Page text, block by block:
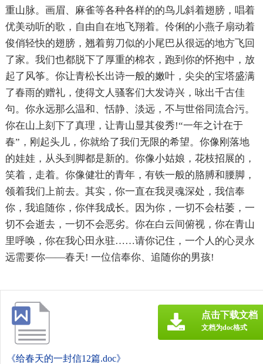
重山脉。画眉、麻雀等各种各样的的鸟儿斜着翅膀，唱着
优美动听的歌，自由自在地飞翔着。伶俐的小燕子扇动着
俊俏轻快的翅膀，翘着剪刀似的小尾巴从很远的地方飞回
了家。我们也都脱下了厚重的棉衣，跑到你的怀抱中，放
起了风筝。你让青松长出诗一般的嫩叶，尖尖的宝塔盛满
了春雨的赠礼，使得文人骚客们大发诗兴，咏出千古佳
句。你永远那么温和、恬静、淡远，不与世俗同流合污。
你在山上刻下了真理，让青山显其俊秀!“一年之计在于
春”，刚起头儿，你就给了我们无限的希望。你像刚落地
的娃娃，从头到脚都是新的。你像小姑娘，花枝招展的，
笑着，走着。你像健壮的青年，有铁一般的胳膊和腰脚，
领着我们上前去。其实，你一直在我灵魂深处，我信奉
你，我追随你，你伴我成长。因为你，一切不会枯萎，一
切不会逝去，一切不会恶劣。你在白云间俯视，你在青山
里呼唤，你在我心田永驻……请你记住，一个人的心灵永
远需要你——春天! 一位信奉你、追随你的男孩!
《给春天的一封信12篇.doc》
点击下载文档
文档为doc格式